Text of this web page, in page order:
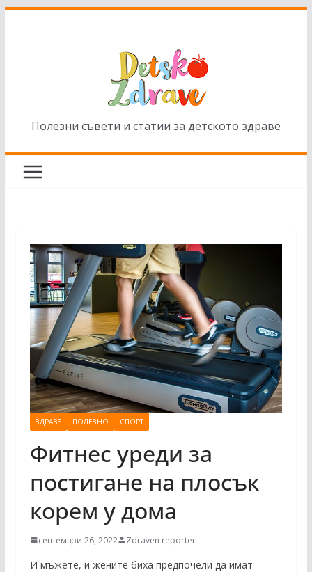
Полезни съвети и статии за детското здраве
ЗДРАВЕ ПОЛЕЗНО СПОРТ
Фитнес уреди за
постигане на плосък
корем у дома
септември 26, 2022 Zdraven reporter
И мъжете, и жените биха предпочели да имат